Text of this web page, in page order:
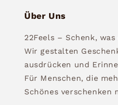
Über Uns
22Feels – Schenk,
Wir gestalten
ausdrücken und
Für Menschen, die
Schönes verschenken